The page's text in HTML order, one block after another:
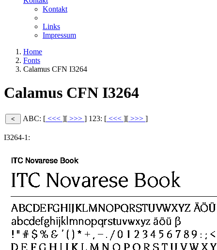
Kontakt
Links
Impressum
Home
Fonts
Calamus CFN I3264
Calamus CFN I3264
ABC: [ <<< ][ >>> ] 123: [ <<< ][ >>> ]
I3264-1: